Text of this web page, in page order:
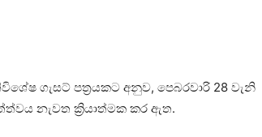
ගැසට් පත්‍රයකට අනුව, පෙබරවාරි 28 වැනි
නැවත ක්‍රියාත්මක කර ඇත.